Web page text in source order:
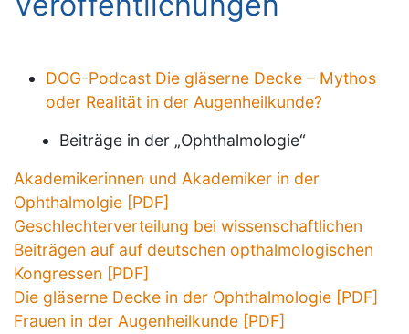
DOG-Podcast Die gläserne Decke – Mythos
oder Realität in der Augenheilkunde?
Beiträge in der „Ophthalmologie“
Akademikerinnen und Akademiker in der
Ophthalmolgie [PDF]
Geschlechterverteilung bei wissenschaftlichen
Beiträgen auf auf deutschen opthalmologischen
Kongressen [PDF]
Die gläserne Decke in der Ophthalmologie [PDF]
Frauen in der Augenheilkunde [PDF]